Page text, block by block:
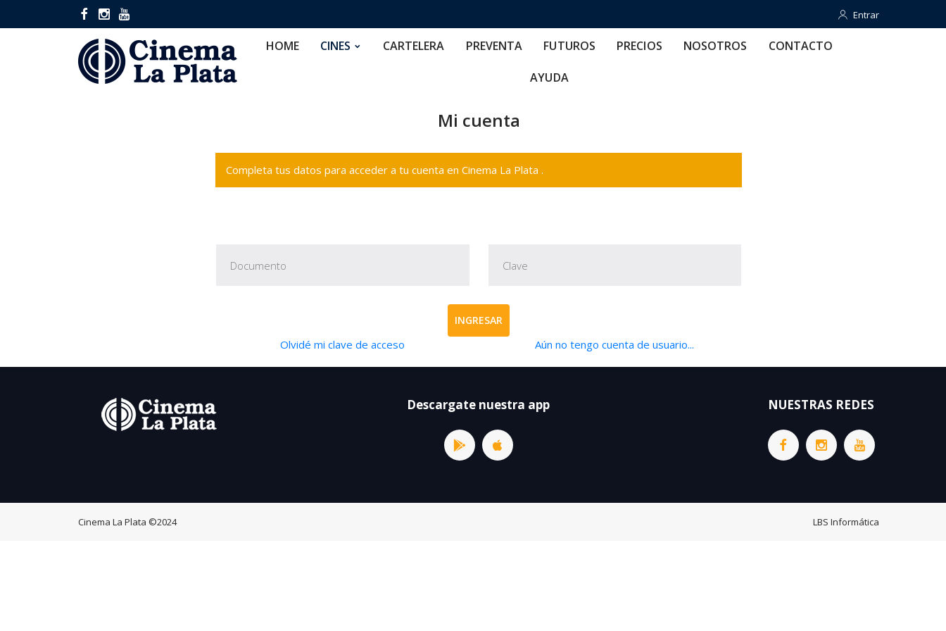
Entrar
Entrar
HOME CINES CARTELERA PREVENTA FUTUROS PRECIOS NOSOTROS CONTACTO
AYUDA
Mi cuenta
Completa tus datos para acceder a tu cuenta en Cinema La Plata .
INGRESAR
Olvidé mi clave de acceso Aún no tengo cuenta de usuario...
Descargate nuestra app NUESTRAS REDES
Cinema La Plata ©2024 LBS Informática